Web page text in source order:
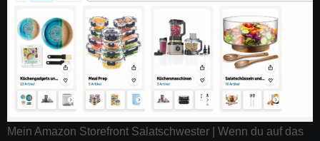
Mein Amazon Storefront Salatschwester | Wenn du auf das